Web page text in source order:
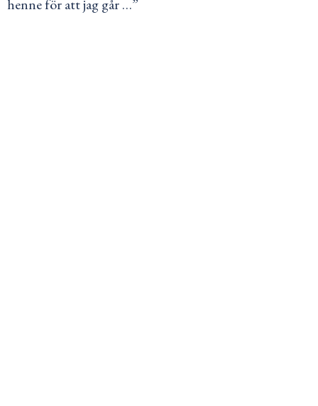
henne för att jag går …”